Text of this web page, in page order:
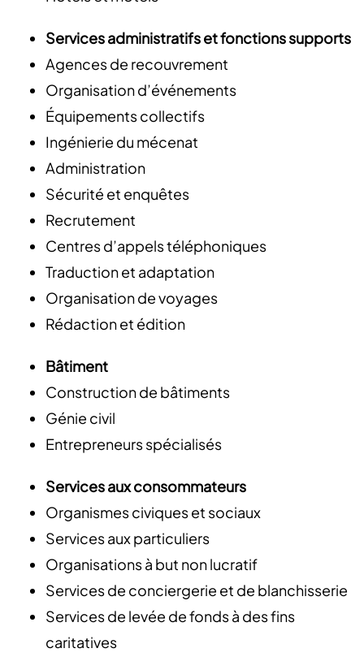
Services administratifs et fonctions supports
Agences de recouvrement
Organisation d’événements
Équipements collectifs
Ingénierie du mécenat
Administration
Sécurité et enquêtes
Recrutement
Centres d’appels téléphoniques
Traduction et adaptation
Organisation de voyages
Rédaction et édition
Bâtiment
Construction de bâtiments
Génie civil
Entrepreneurs spécialisés
Services aux consommateurs
Organismes civiques et sociaux
Services aux particuliers
Organisations à but non lucratif
Services de conciergerie et de blanchisserie
Services de levée de fonds à des fins
caritatives